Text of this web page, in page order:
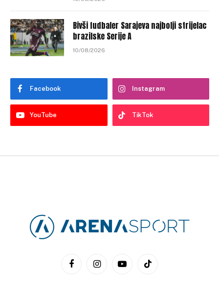
Bivši fudbaler Sarajeva najbolji strijelac
brazilske Serije A
10/08/2026
Facebook Instagram
YouTube TikTok
FacebookInstagramYouTubeTikTok